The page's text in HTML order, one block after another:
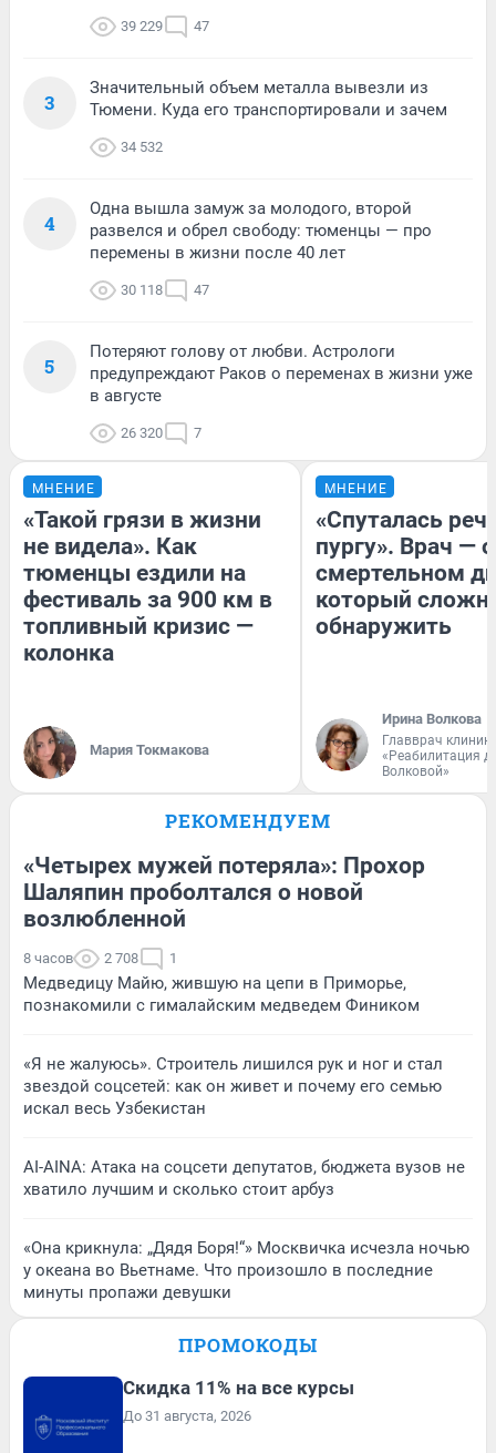
39 229 47
3
Значительный объем металла вывезли из
Тюмени. Куда его транспортировали и зачем
34 532
4
Одна вышла замуж за молодого, второй
развелся и обрел свободу: тюменцы — про
перемены в жизни после 40 лет
30 118 47
5
Потеряют голову от любви. Астрологи
предупреждают Раков о переменах в жизни уже
в августе
26 320 7
МНЕНИЕ
«Такой грязи в жизни
не видела». Как
тюменцы ездили на
фестиваль за 900 км в
топливный кризис —
колонка
Мария Токмакова
МНЕНИЕ
«Спуталась
пургу». Врач — о
смертельном
который
обнаружить
Ирина Волкова
Главврач
«Реабилитация
Волковой»
РЕКОМЕНДУЕМ
«Четырех мужей потеряла»: Прохор
Шаляпин проболтался о новой
возлюбленной
8 часов 2 708 1
Медведицу Майю, жившую на цепи в Приморье,
познакомили с гималайским медведем Фиником
«Я не жалуюсь». Строитель лишился рук и ног и стал
звездой соцсетей: как он живет и почему его семью
искал весь Узбекистан
AI-AINA: Атака на соцсети депутатов, бюджета вузов не
хватило лучшим и сколько стоит арбуз
«Она крикнула: „Дядя Боря!“» Москвичка исчезла ночью
у океана во Вьетнаме. Что произошло в последние
минуты пропажи девушки
ПРОМОКОДЫ
Скидка 11% на все курсы
До 31 августа, 2026